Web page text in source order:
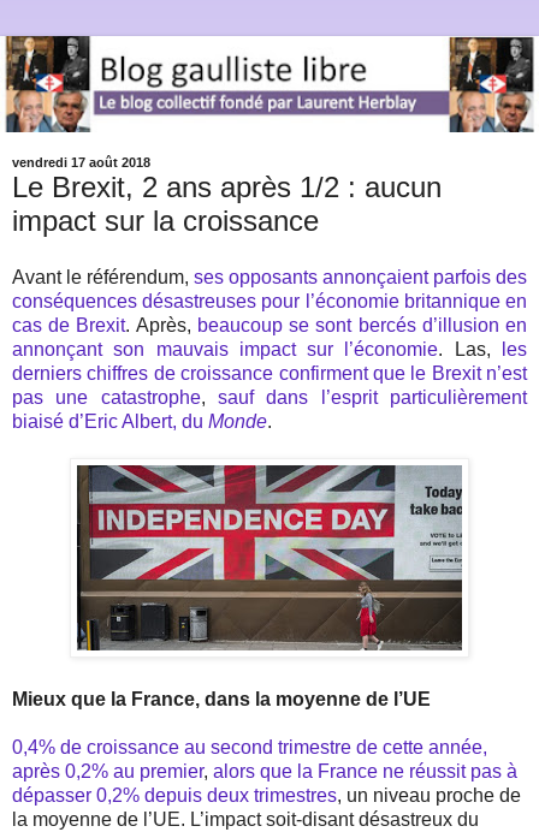
vendredi 17 août 2018
Le Brexit, 2 ans après 1/2 : aucun
impact sur la croissance
Avant le référendum, ses opposants annonçaient parfois des
conséquences désastreuses pour l’économie britannique en
cas de Brexit. Après, beaucoup se sont bercés d’illusion en
annonçant son mauvais impact sur l’économie. Las,
les
derniers chiffres de croissance confirment que le Brexit n’est
pas une catastrophe,sauf dans l’esprit particulièrement
biaisé d’Eric Albert, du Monde.
Mieux que la France, dans la moyenne de l’UE
0,4% de croissance au second trimestre de cette année,
après 0,2% au premier, alors que la France ne réussit pas à
dépasser 0,2% depuis deux trimestres, un niveau proche de
la moyenne de l’UE. L’impact soit-disant désastreux du